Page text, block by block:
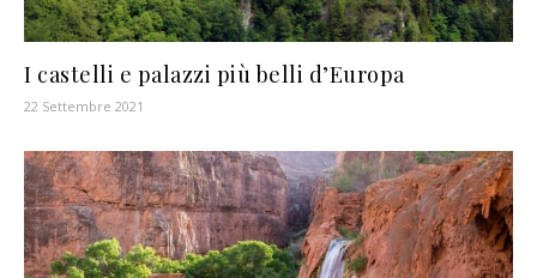
I castelli e palazzi più belli d’Europa
22 Settembre 2021